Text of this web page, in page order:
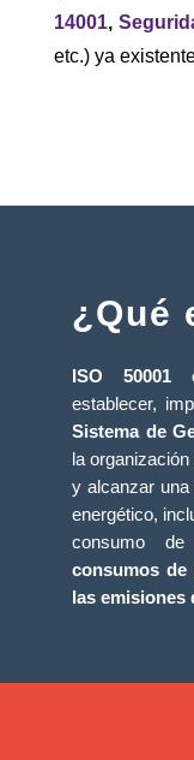
14001,
etc.) ya
¿Qué
ISO 50001
establecer,
Sistema de
la
y alcanzar
energético,
consumo
consumos de
las emisiones